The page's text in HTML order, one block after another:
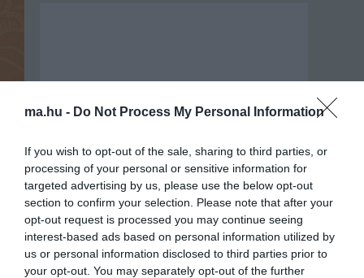
ma.hu - Do Not Process My Personal Information
If you wish to opt-out of the sale, sharing to third parties, or
processing of your personal or sensitive information for
targeted advertising by us, please use the below opt-out
section to confirm your selection. Please note that after your
opt-out request is processed you may continue seeing
interest-based ads based on personal information utilized by
us or personal information disclosed to third parties prior to
your opt-out. You may separately opt-out of the further
Portál szoftver és szerkesztőségi